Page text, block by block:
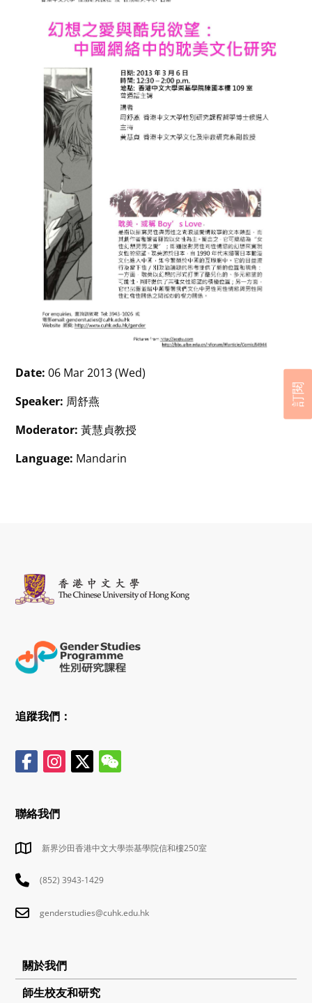
Date: 06 Mar 2013 (Wed)
Speaker: 周舒燕
Moderator: 黃慧貞教授
Language: Mandarin
追蹤我們：
聯絡我們
新界沙田香港中文大學崇基學院信和樓250室
(852) 3943-1429
genderstudies@cuhk.edu.hk
關於我們
師生校友和研究
訂閱